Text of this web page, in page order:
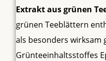
Extrakt aus grünen
grünen Teeblättern
als besonders wirksam
Grünteeinhaltsstoffes